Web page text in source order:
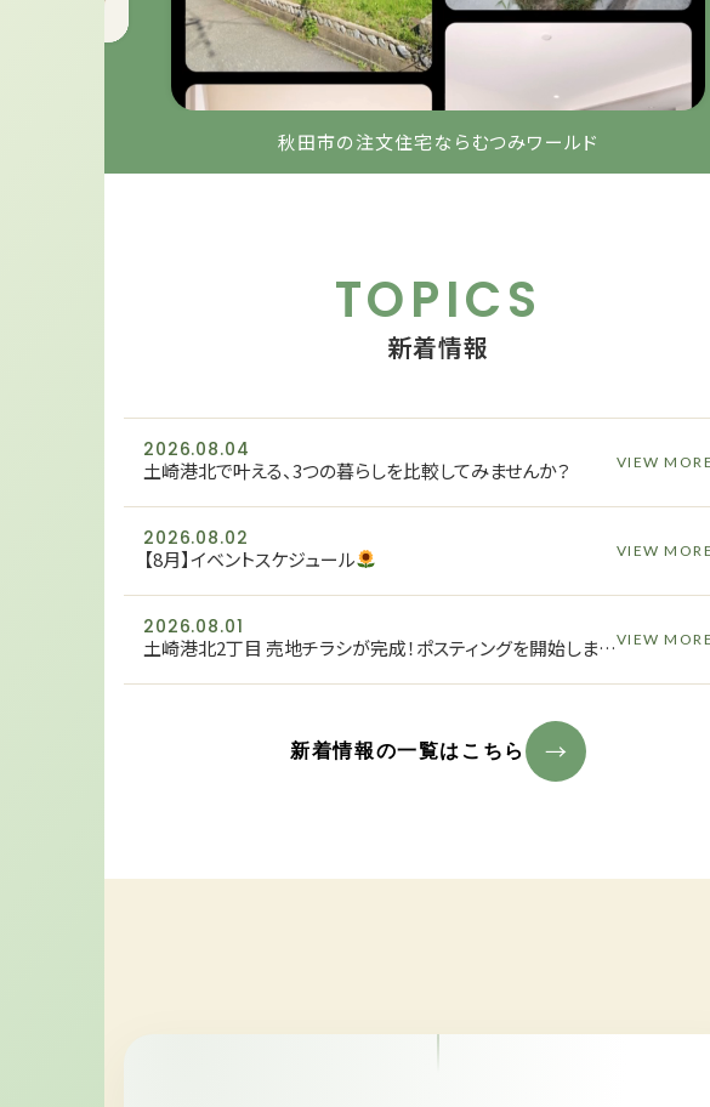
秋田市の注文住宅ならむつみワールド
TOPICS
新着情報
2026.08.04
土崎港北で叶える、3つの暮らしを比較してみませんか？ VIEW MORE
2026.08.02
【8月】イベントスケジュール VIEW MORE
2026.08.01
土崎港北2丁目 売地チラシが完成！ポスティングを開始しましたVIEW MORE
新着情報の一覧はこちら